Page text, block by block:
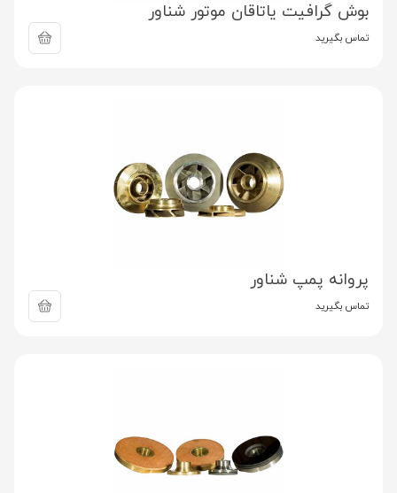
بوش گرافیت یاتاقان موتور شناور
تماس بگیرید
پروانه پمپ شناور
تماس بگیرید